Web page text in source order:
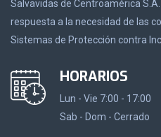
Salvavidas de Centroamérica
respuesta a la necesidad de las
Sistemas de Protección contra
HORARIOS
Lun - Vie 7:00 - 17:00
Sab - Dom - Cerrado